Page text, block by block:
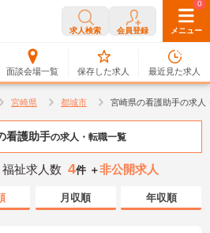
求人検索 会員登録 メニュー
面談会場一覧
0
保存した求人
0
最近見た求人
宮崎県 都城市 宮崎県の看護助手の求人
看護助手の求人・転職一覧
祉求人数 4件 ＋非公開求人
月収順 年収順